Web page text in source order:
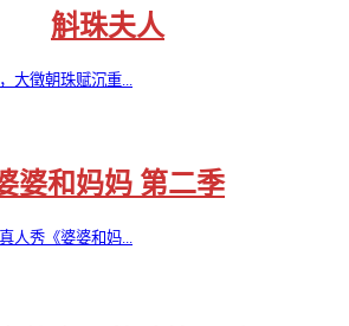
斛珠夫人
大徵朝珠赋沉重...
婆和妈妈 第二季
人秀《婆婆和妈...